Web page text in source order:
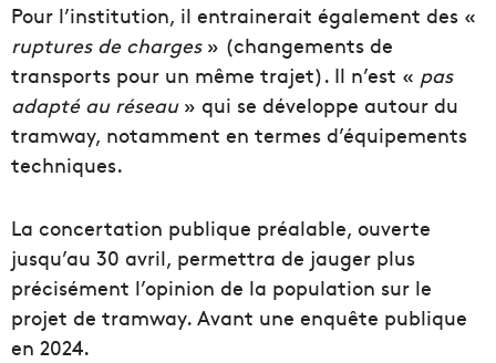
Pour l’institution, il entrainerait également des «
ruptures de charges» (changements de
transports pour un même trajet). Il n’est « pas
adapté au réseau» qui se développe autour du
tramway, notamment en termes d’équipements
techniques.
La concertation publique préalable, ouverte
jusqu’au 30 avril, permettra de jauger plus
précisément l’opinion de la population sur le
projet de tramway. Avant une enquête publique
en 2024.